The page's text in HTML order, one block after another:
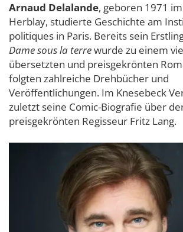
Arnaud Delalande, geboren 1971
Herblay, studierte Geschichte am
politiques in Paris. Bereits sein
Dame sous la terrewurde zu einem
übersetzten und preisgekrönten
folgten zahlreiche Drehbücher und
Veröffentlichungen. Im Knesebeck
zuletzt seine Comic-Biografie über
preisgekrönten Regisseur Fritz Lang.